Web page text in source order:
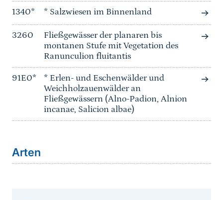
1340* * Salzwiesen im Binnenland
3260
Fließgewässer der planaren bis
montanen Stufe mit Vegetation des
Ranunculion fluitantis
91E0*
* Erlen- und Eschenwälder und
Weichholzauenwälder an
Fließgewässern (Alno-Padion, Alnion
incanae, Salicion albae)
Arten